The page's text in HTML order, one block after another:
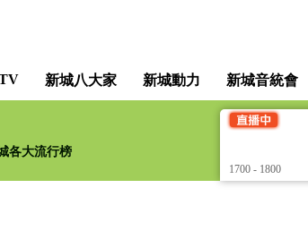
新城八大家 新城動力 新城音統會
各大流行榜
1700 - 1800